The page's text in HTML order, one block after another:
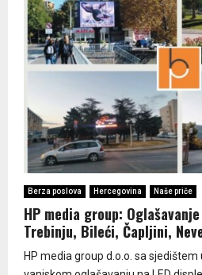
Berza poslova Hercegovina Naše priče
HP media group:
Trebinju, Bileći, Čapljini,
HP media group d.o.o. sa sjedištem